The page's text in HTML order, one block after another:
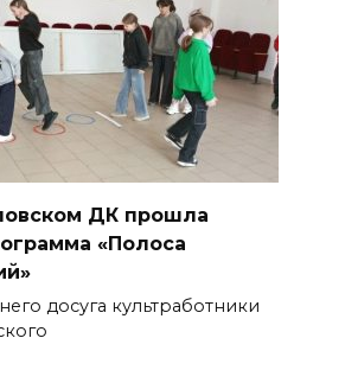
ДК прошла
«Полоса
досуга культработники